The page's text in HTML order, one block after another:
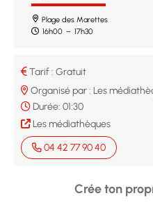
Plage des Marettes
16h00 – 17h30
Tarif : Gratuit
Organisé par : Les
Durée: 01:30
Les médiathèques
04 42 77 90 40
Crée ton